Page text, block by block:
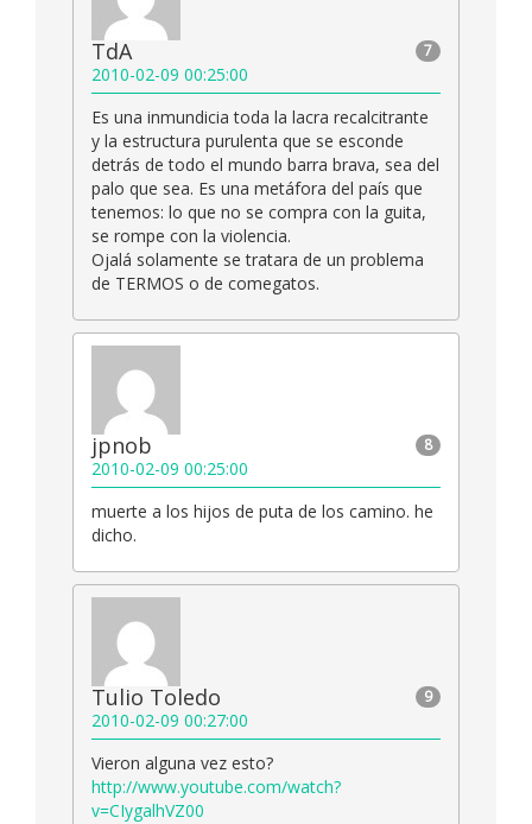
7
TdA
2010-02-09 00:25:00
Es una inmundicia toda la lacra recalcitrante
y la estructura purulenta que se esconde
detrás de todo el mundo barra brava, sea del
palo que sea. Es una metáfora del país que
tenemos: lo que no se compra con la guita,
se rompe con la violencia.
Ojalá solamente se tratara de un problema
de TERMOS o de comegatos.
8
jpnob
2010-02-09 00:25:00
muerte a los hijos de puta de los camino. he
dicho.
9
Tulio Toledo
2010-02-09 00:27:00
Vieron alguna vez esto?
http://www.youtube.com/watch?
v=CIygalhVZ00